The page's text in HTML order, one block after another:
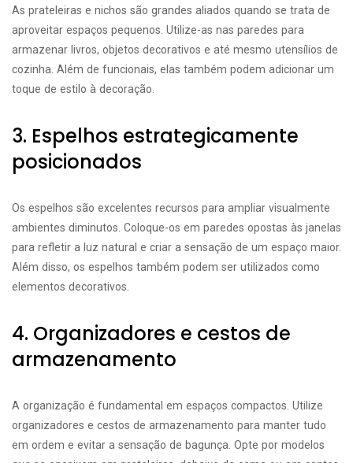
As prateleiras e nichos são grandes aliados quando se trata de
aproveitar espaços pequenos. Utilize-as nas paredes para
armazenar livros, objetos decorativos e até mesmo utensílios de
cozinha. Além de funcionais, elas também podem adicionar um
toque de estilo à decoração.
3. Espelhos estrategicamente
posicionados
Os espelhos são excelentes recursos para ampliar visualmente
ambientes diminutos. Coloque-os em paredes opostas às janelas
para refletir a luz natural e criar a sensação de um espaço maior.
Além disso, os espelhos também podem ser utilizados como
elementos decorativos.
4. Organizadores e cestos de
armazenamento
A organização é fundamental em espaços compactos. Utilize
organizadores e cestos de armazenamento para manter tudo
em ordem e evitar a sensação de bagunça. Opte por modelos